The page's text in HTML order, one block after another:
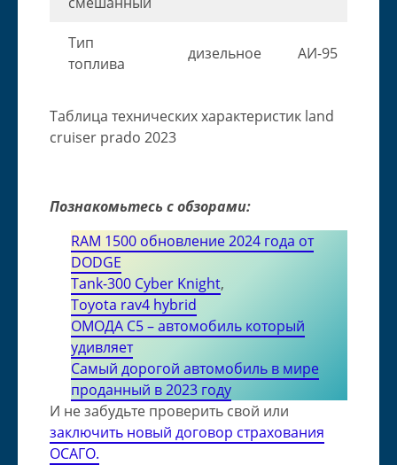
Тип
топлива
дизельное АИ-95
Таблица технических характеристик land
cruiser prado 2023
Познакомьтесь с обзорами:
RAM 1500 обновление 2024 года от
DODGE
Tank-300 Cyber Knight,
Toyota rav4 hybrid
ОМОДА С5 – автомобиль который
удивляет
Самый дорогой автомобиль в мире
проданный в 2023 году
И не забудьте проверить свой или
заключить новый договор страхования
ОСАГО.